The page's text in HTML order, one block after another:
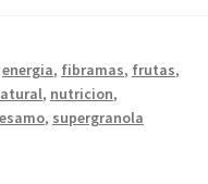
energia, fibramas, frutas,
, nutricion,
, supergranola